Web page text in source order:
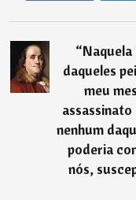
“
daqueles
meu
nenhum
poderia
nós,